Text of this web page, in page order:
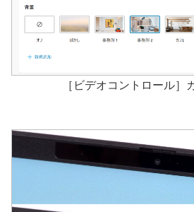
［ビデオコントロール］